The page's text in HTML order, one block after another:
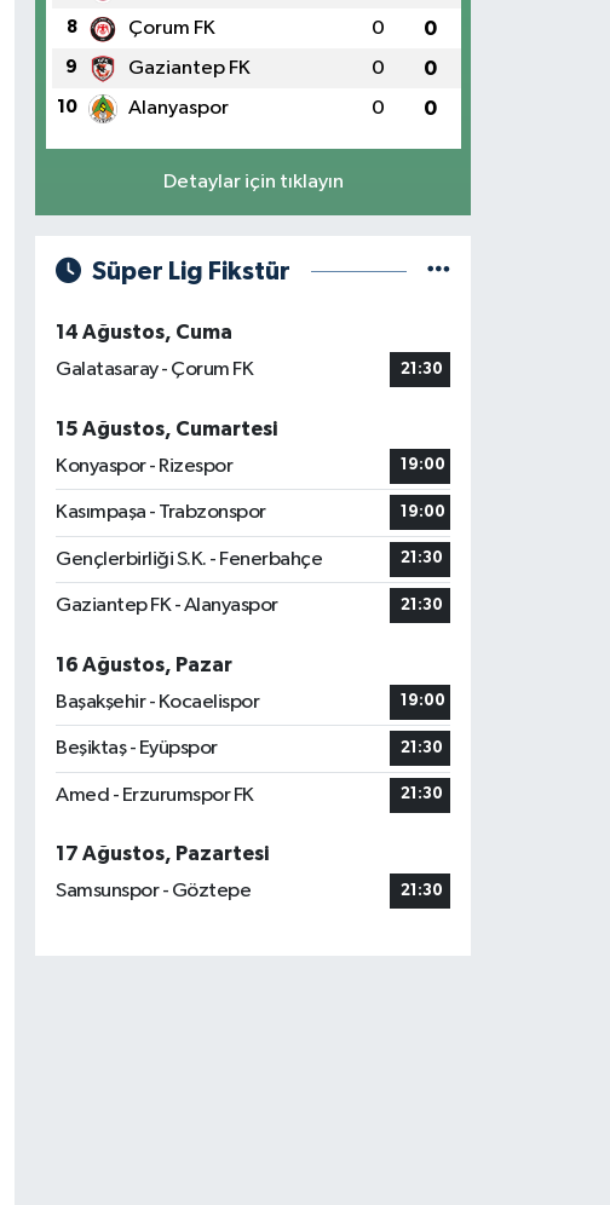
8 Çorum FK 0 0
9 Gaziantep FK 0 0
10 Alanyaspor 0 0
Detaylar için tıklayın
Süper Lig Fikstür
14 Ağustos, Cuma
Galatasaray - Çorum FK
21:30
15 Ağustos, Cumartesi
Konyaspor - Rizespor
19:00
Kasımpaşa - Trabzonspor 19:00
Gençlerbirliği S.K. - Fenerbahçe 21:30
Gaziantep FK - Alanyaspor 21:30
16 Ağustos, Pazar
Başakşehir - Kocaelispor
19:00
Beşiktaş - Eyüpspor 21:30
Amed - Erzurumspor FK 21:30
17 Ağustos, Pazartesi
Samsunspor - Göztepe
21:30